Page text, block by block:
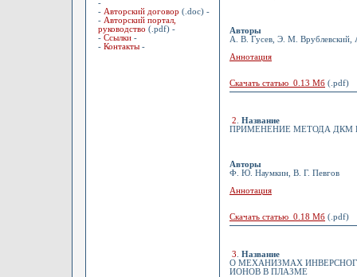
-
- Авторский договор (.doc) -
- Авторский портал,
руководство (.pdf) -
- Ссылки -
- Контакты -
Авторы
А. В. Гусев, Э. М.
Аннотация
Скачать статью 0.13 Мб (.pdf)
2
Название
ПРИМЕНЕНИЕ МЕТОДА ДКМ К
Авторы
Ф. Ю. Наумкин, В. Г. Певгов
Аннотация
Скачать статью 0.18 Мб (.pdf)
3
Название
О МЕХАНИЗМАХ
ИОНОВ В ПЛАЗМЕ